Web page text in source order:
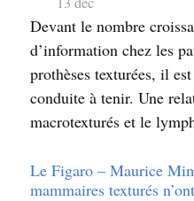
Devant le nombre
d’information chez les
prothèses texturées, il
conduite à tenir. Une
macrotexturés et le
Le Figaro – Maurice
mammaires texturés